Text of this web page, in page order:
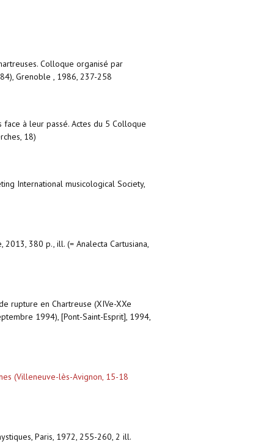
Colloque organisé par
Grenoble , 1986, 237-258
face à leur passé. Actes du 5 Colloque
18)
International musicological Society,
2013, 380 p., ill. (= Analecta Cartusiana,
rupture en Chartreuse (XIVe-XXe
1994), [Pont-Saint-Esprit], 1994,
(Villeneuve-lès-Avignon, 15-18
Paris, 1972, 255-260, 2 ill.